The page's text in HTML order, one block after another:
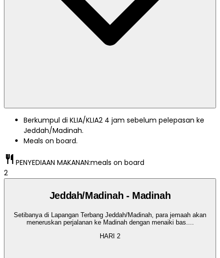
Berkumpul di KLIA/KLIA2 4 jam sebelum pelepasan ke
Jeddah/Madinah.
Meals on board.
restaurant PENYEDIAAN MAKANAN:meals on board
2
Jeddah/Madinah - Madinah
Setibanya di Lapangan Terbang Jeddah/Madinah, para jemaah akan
meneruskan perjalanan ke Madinah dengan menaiki bas.
HARI 2